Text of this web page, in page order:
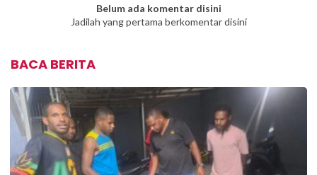
Belum ada komentar disini
Jadilah yang pertama berkomentar disini
BACA BERITA